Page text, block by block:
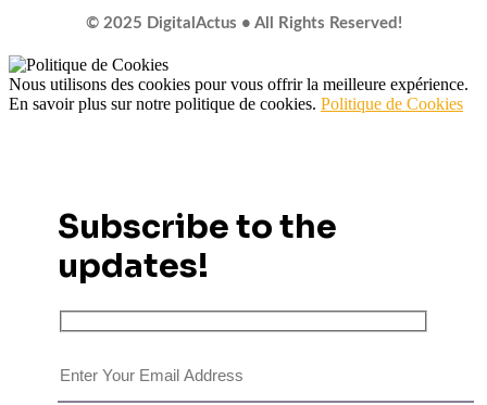
© 2025 DigitalActus • All Rights Reserved!
Nous utilisons des cookies pour vous offrir la meilleure expérience.
En savoir plus sur notre politique de cookies. Politique de Cookies
Subscribe to the
updates!